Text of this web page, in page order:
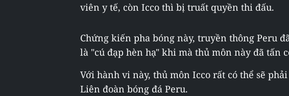
viên y tế, còn Icco thì bị truất quyền thi đấu.
Chứng kiến pha bóng này, truyền thông Peru
là "cú đạp hèn hạ" khi mà thủ môn này đã tấn
Với hành vi này, thủ môn Icco rất có thể sẽ
Liên đoàn bóng đá Peru.